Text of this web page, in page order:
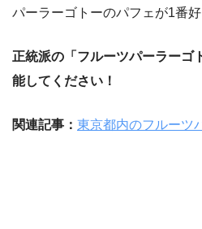
パーラーゴトーのパフェが1番
正統派の「フルーツパーラーゴ
能してください！
関連記事： 東京都内のフルーツ